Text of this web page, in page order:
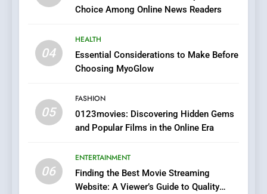
Choice Among Online News Readers
04
HEALTH
Essential Considerations to Make Before
Choosing MyoGlow
05
FASHION
0123movies: Discovering Hidden Gems
and Popular Films in the Online Era
06
ENTERTAINMENT
Finding the Best Movie Streaming
Website: A Viewer’s Guide to Quality
Online Pharmacies: Where
Does Intex Pharma Shop Fit
8
iPhone17 Zigzag Case:
Execution and Integration
BUSINESS